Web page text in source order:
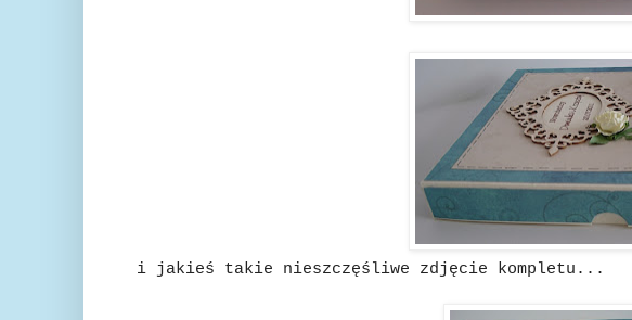
i jakieś takie nieszczęśliwe zdjęcie kompletu...